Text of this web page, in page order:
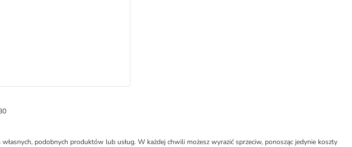
podobnych produktów lub usług. W każdej chwili możesz wyrazić sprzeciw, ponosząc jedynie koszty